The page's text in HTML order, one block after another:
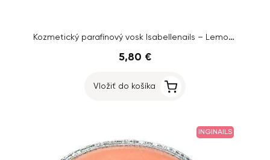
Kozmetický parafínový vosk Isabellenails – Lemon, 500ml
5,80 €
Vložiť do košíka
INGINAILS